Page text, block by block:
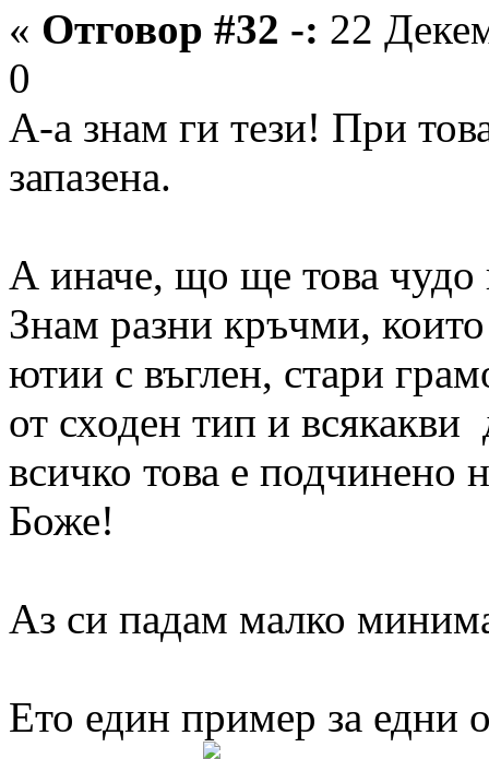
« Отговор #32 -: 22
0
A-а знам ги тези! При
запазена.
А иначе, що ще това
Знам разни кръчми,
ютии с въглен, стари
от сходен тип и
всичко това е подчинено
Боже!
Аз си падам малко
Ето един пример за едни